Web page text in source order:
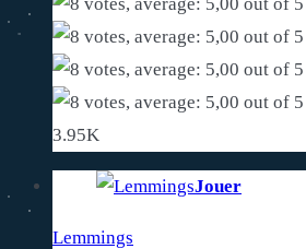
3.95K
Jouer
Lemmings